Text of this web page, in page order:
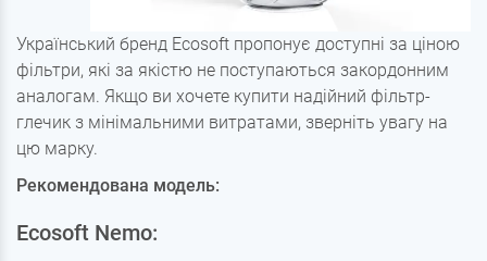
Український бренд Ecosoft пропонує доступні за ціною
фільтри, які за якістю не поступаються закордонним
аналогам. Якщо ви хочете купити надійний фільтр-
глечик з мінімальними витратами, зверніть увагу на
цю марку.
Рекомендована модель:
Ecosoft Nemo: